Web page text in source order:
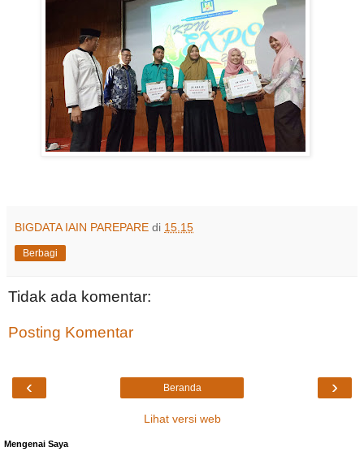
BIGDATA IAIN PAREPARE di 15.15
Berbagi
Tidak ada komentar:
Posting Komentar
‹ ›
Beranda
Lihat versi web
Mengenai Saya